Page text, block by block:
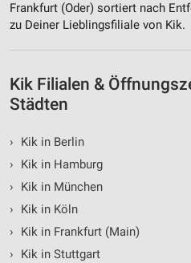
Frankfurt (Oder) sortiert nach
zu Deiner Lieblingsfiliale von Kik.
Kik Filialen &
Städten
›
Kik in Berlin
›
Kik in Hamburg
›
Kik in München
›
Kik in Köln
›
Kik in Frankfurt (Main)
›
Kik in Stuttgart
Verwendung von Profilen zur
personalisierter Werbung
von Inhalten
Verwendung von Profilen zur
Messung der Werbeleistung
Messung der Performance von
Analyse von Zielgruppen durch
Kombinationen von Daten aus
Quellen